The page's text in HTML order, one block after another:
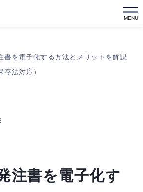
MENU
書を電子化する方法とメリットを解説
存法対応）
注書を電子化す